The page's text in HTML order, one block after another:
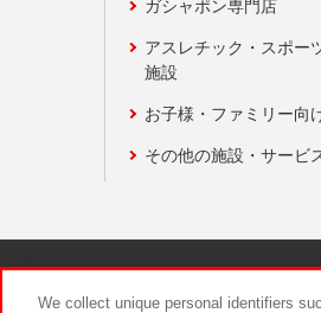
ガシャポン専門店
アスレチック・スポー
施設
お子様・ファミリー向
その他の施設・サービ
We collect unique personal identifiers